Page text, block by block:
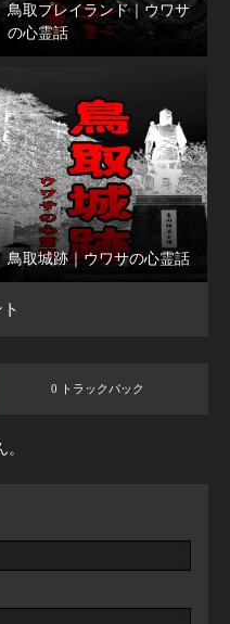
鳥取プレイランド｜ウワサ
の心霊話
鳥取城跡｜ウワサの心霊話
0 トラックバック